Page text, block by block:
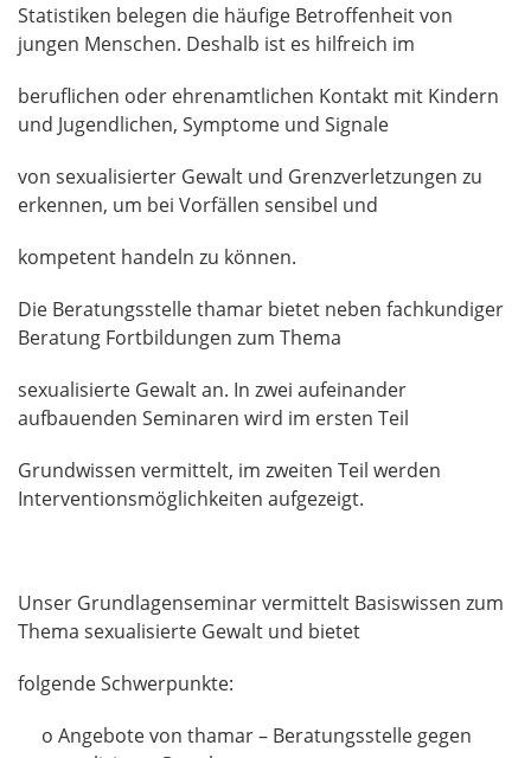
Statistiken belegen die häufige Betroffenheit von
jungen Menschen. Deshalb ist es hilfreich im
beruflichen oder ehrenamtlichen Kontakt mit Kindern
und Jugendlichen, Symptome und Signale
von sexualisierter Gewalt und Grenzverletzungen zu
erkennen, um bei Vorfällen sensibel und
kompetent handeln zu können.
Die Beratungsstelle thamar bietet neben fachkundiger
Beratung Fortbildungen zum Thema
sexualisierte Gewalt an. In zwei aufeinander
aufbauenden Seminaren wird im ersten Teil
Grundwissen vermittelt, im zweiten Teil werden
Interventionsmöglichkeiten aufgezeigt.
Unser Grundlagenseminar vermittelt Basiswissen zum
Thema sexualisierte Gewalt und bietet
folgende Schwerpunkte:
o Angebote von thamar – Beratungsstelle gegen